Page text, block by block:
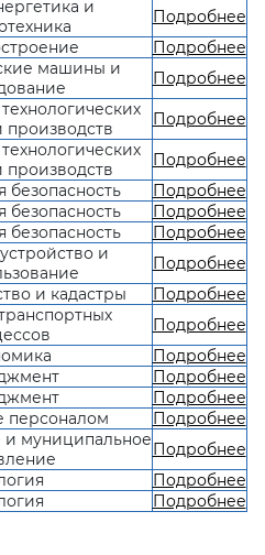
и
Подробнее
Подробнее
машины и
Подробнее
производств
Подробнее
производств
Подробнее
безопасность
Подробнее
безопасность
Подробнее
безопасность
Подробнее
и
Подробнее
и кадастры
Подробнее
Подробнее
Подробнее
Подробнее
Подробнее
персоналом
Подробнее
и муниципальноеПодробнее
Подробнее
Подробнее